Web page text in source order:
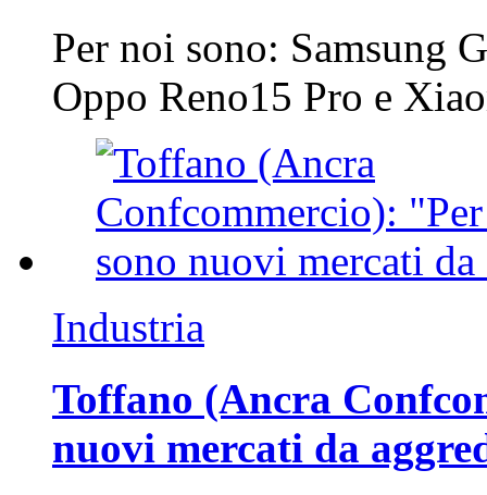
Per noi sono: Samsung
Oppo Reno15 Pro e
Industria
Toffano (Ancra
nuovi mercati da